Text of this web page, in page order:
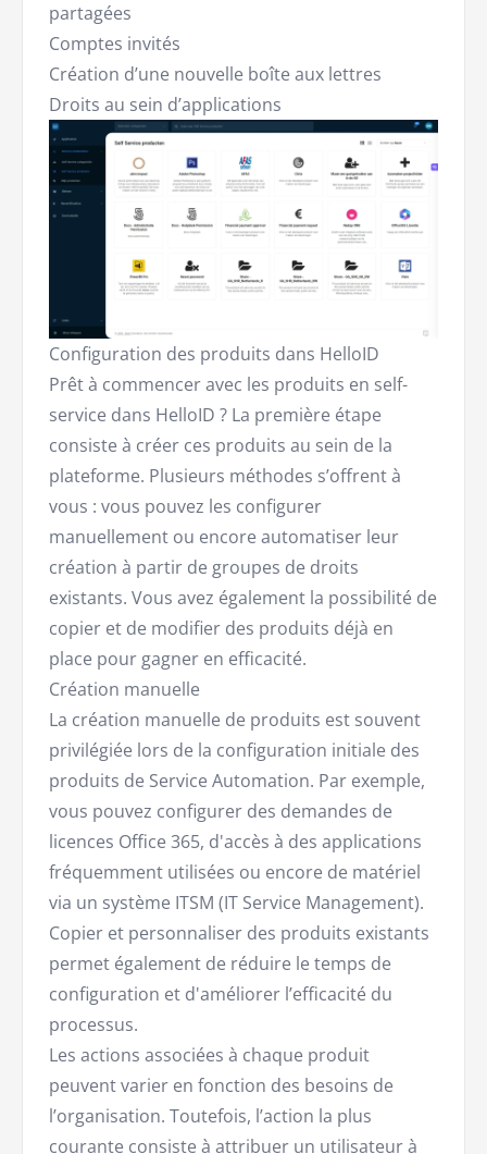
partagées
Comptes invités
Création d’une nouvelle boîte aux lettres
Droits au sein d’applications
Configuration des produits dans HelloID
Prêt à commencer avec les produits en self-
service dans HelloID ? La première étape
consiste à créer ces produits au sein de la
plateforme. Plusieurs méthodes s’offrent à
vous : vous pouvez les configurer
manuellement ou encore automatiser leur
création à partir de groupes de droits
existants. Vous avez également la possibilité de
copier et de modifier des produits déjà en
place pour gagner en efficacité.
Création manuelle
La création manuelle de produits est souvent
privilégiée lors de la configuration initiale des
produits de Service Automation. Par exemple,
vous pouvez configurer des demandes de
licences Office 365, d'accès à des applications
fréquemment utilisées ou encore de matériel
via un système ITSM (IT Service Management).
Copier et personnaliser des produits existants
permet également de réduire le temps de
configuration et d'améliorer l’efficacité du
processus.
Les actions associées à chaque produit
peuvent varier en fonction des besoins de
l’organisation. Toutefois, l’action la plus
courante consiste à attribuer un utilisateur à